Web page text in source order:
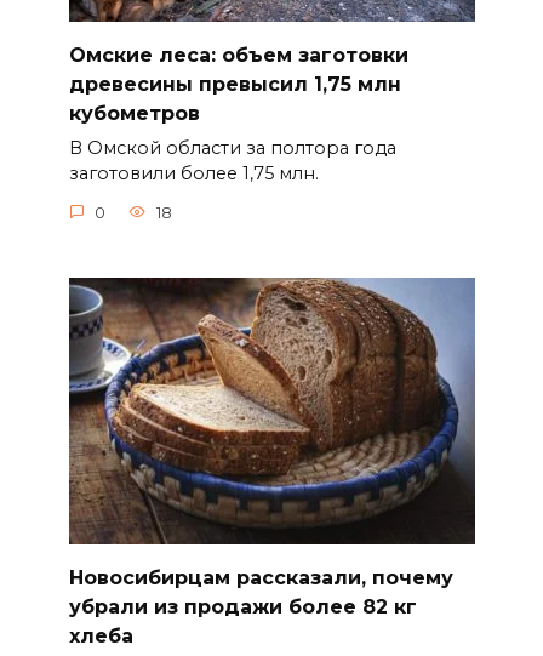
Омские леса: объем заготовки
древесины превысил 1,75 млн
кубометров
В Омской области за полтора года
заготовили более 1,75 млн.
0 18
Новосибирцам рассказали, почему
убрали из продажи более 82 кг
хлеба